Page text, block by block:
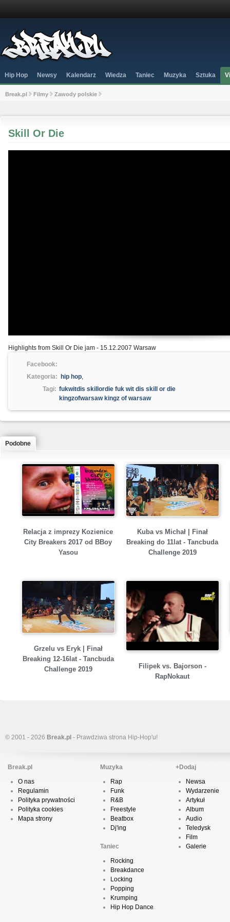
Hip Hop Newsy Kalendarz Wiedza Taniec Muzyka Sztuka
Break.pl Filmy Zawody polskie
Skill Or Die
Highlights from Skill Or Die jam - 15.12.2007 Warsaw
Facebook:
Kategoria:
hip hop,
Tagi: fukwitdis skillordie fuk wit dis skill or die
kingzofwarsaw kingz of warsaw
Podobne
Relacja z imprezy Kozienice
City Breakers 2017 od BBoy
Yasou
Kuba vs Michał | Finał
Breaking do 11lat - Tancbuda
Challenge 2019
Grzelu vs Eryk | Finał
Breaking 12-16lat - Tancbuda
Challenge 2019
Filipek vs. Bajorson -
RapNokaut
© 2001 - 2026 Break.pl - Prawdziwa strona Hip-Hop'u!
Break.pl
O nas
Regulamin
Polityka prywatności
Polityka cookies
Mapa strony
Muzyka
Rap
Funk
R&B
Freestyle
Beatbox
Dj'ing
Taniec
Rocking
Breakdance
Locking
Popping
Krumping
Hip Hop Dance
+Dodaj
Newsa
Wydarzenie
Artykuł
Album
Audio
Teledysk
Film
Galerie